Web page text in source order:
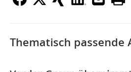
Thematisch passende